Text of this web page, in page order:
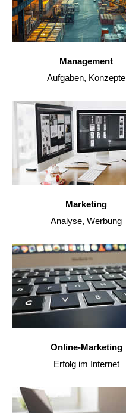
Management
Aufgaben, Konzepte
Marketing
Analyse, Werbung
Online-Marketing
Erfolg im Internet